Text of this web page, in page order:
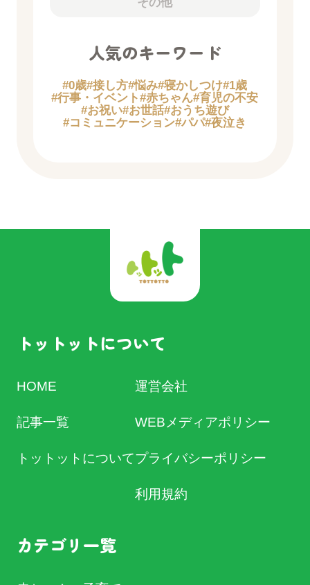
人気のキーワード
#0歳#接し方#悩み#寝かしつけ#1歳
#行事・イベント#赤ちゃん#育児の不安
#お祝い#お世話#おうち遊び
#コミュニケーション#パパ#夜泣き
トットットについて
HOME
記事一覧
トットットについて
運営会社
WEBメディアポリシー
プライバシーポリシー
利用規約
カテゴリ一覧